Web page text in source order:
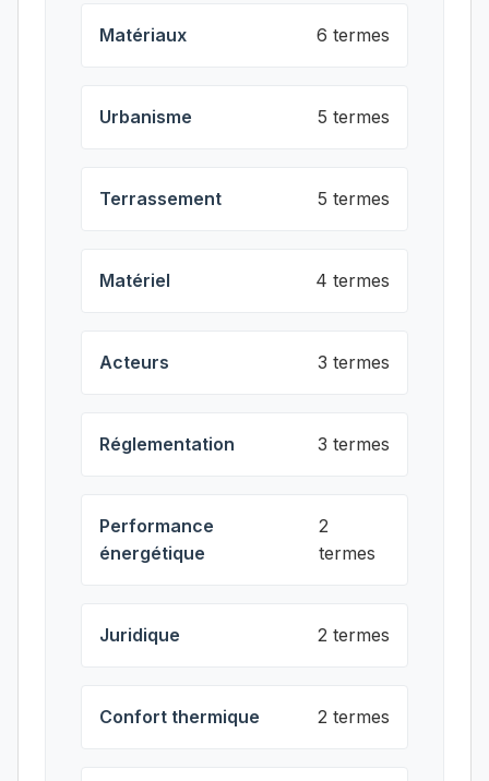
Matériaux 6 termes
Urbanisme 5 termes
Terrassement 5 termes
Matériel 4 termes
Acteurs 3 termes
Réglementation 3 termes
Performance
énergétique
2
termes
Juridique 2 termes
Confort thermique 2 termes